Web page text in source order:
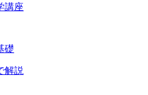
講座
礎
解説